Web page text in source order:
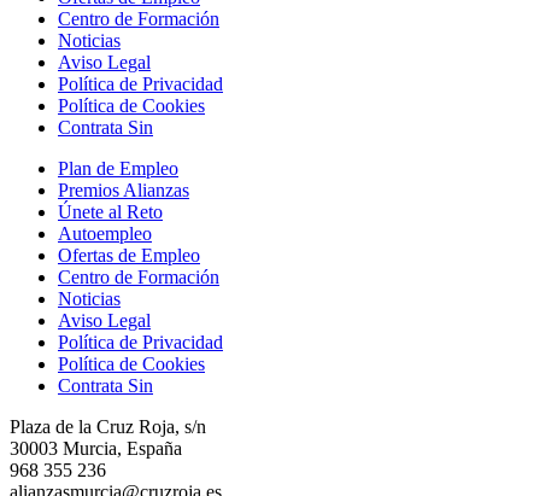
Centro de Formación
Noticias
Aviso Legal
Política de Privacidad
Política de Cookies
Contrata Sin
Plan de Empleo
Premios Alianzas
Únete al Reto
Autoempleo
Ofertas de Empleo
Centro de Formación
Noticias
Aviso Legal
Política de Privacidad
Política de Cookies
Contrata Sin
Plaza de la Cruz Roja, s/n
30003 Murcia, España
968 355 236
alianzasmurcia@cruzroja.es